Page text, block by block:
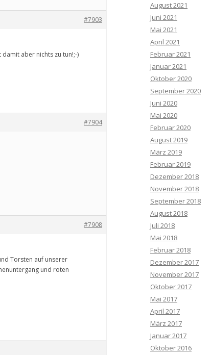
#7903
damit aber nichts zu tun!;-)
#7904
#7908
Torsten auf unserer
und roten
August 2021
Juni 2021
Mai 2021
April 2021
Februar 2021
Januar 2021
Oktober 2020
September 2020
Juni 2020
Mai 2020
Februar 2020
August 2019
März 2019
Februar 2019
Dezember 2018
November 2018
September 2018
August 2018
Juli 2018
Mai 2018
Februar 2018
Dezember 2017
November 2017
Oktober 2017
Mai 2017
April 2017
März 2017
Januar 2017
Oktober 2016